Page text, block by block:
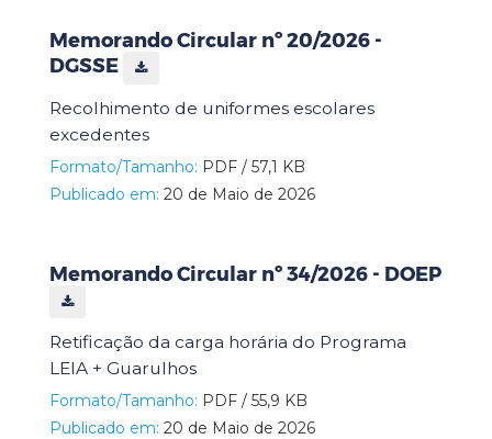
Memorando Circular nº 20/2026 -
DGSSE
Recolhimento de uniformes escolares
excedentes
Formato/Tamanho: PDF / 57,1 KB
Publicado em: 20 de Maio de 2026
Memorando Circular nº 34/2026 - DOEP
Retificação da carga horária do Programa
LEIA + Guarulhos
Formato/Tamanho: PDF / 55,9 KB
Publicado em: 20 de Maio de 2026